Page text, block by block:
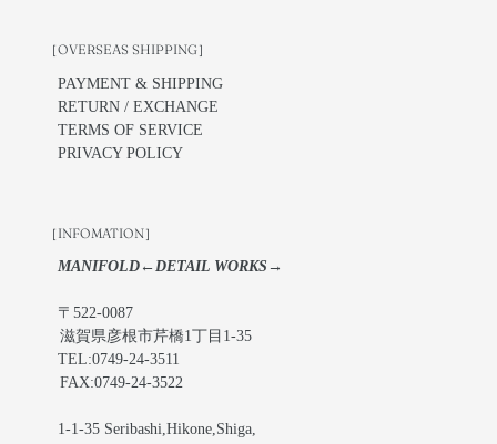
［OVERSEAS SHIPPING］
PAYMENT & SHIPPING
RETURN / EXCHANGE
TERMS OF SERVICE
PRIVACY POLICY
［INFOMATION］
MANIFOLD←DETAIL WORKS→
〒522-0087
滋賀県彦根市芹橋1丁目1-35
TEL:0749-24-3511
FAX:0749-24-3522
1-1-35 Seribashi,Hikone,Shiga,